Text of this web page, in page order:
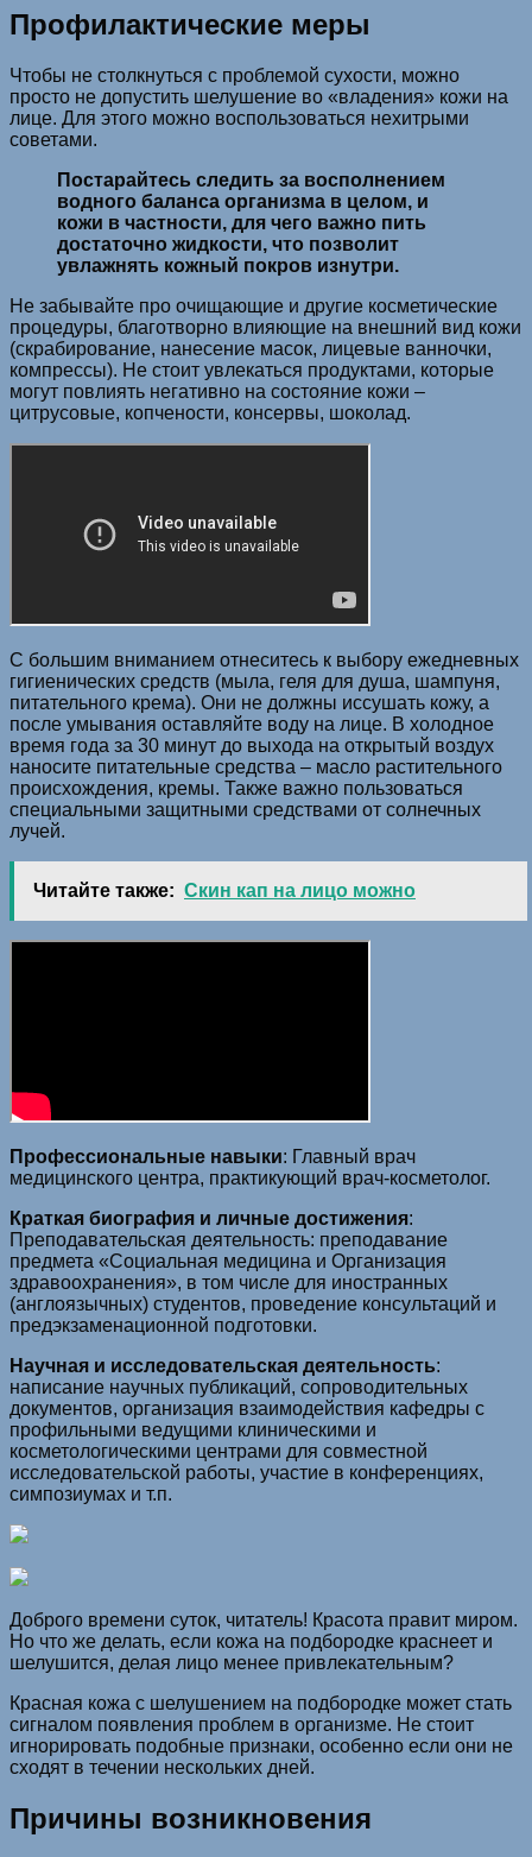
Профилактические меры
Чтобы не столкнуться с проблемой сухости, можно
просто не допустить шелушение во «владения» кожи на
лице. Для этого можно воспользоваться нехитрыми
советами.
Постарайтесь следить за восполнением
водного баланса организма в целом, и
кожи в частности, для чего важно пить
достаточно жидкости, что позволит
увлажнять кожный покров изнутри.
Не забывайте про очищающие и другие косметические
процедуры, благотворно влияющие на внешний вид кожи
(скрабирование, нанесение масок, лицевые ванночки,
компрессы). Не стоит увлекаться продуктами, которые
могут повлиять негативно на состояние кожи –
цитрусовые, копчености, консервы, шоколад.
С большим вниманием отнеситесь к выбору ежедневных
гигиенических средств (мыла, геля для душа, шампуня,
питательного крема). Они не должны иссушать кожу, а
после умывания оставляйте воду на лице. В холодное
время года за 30 минут до выхода на открытый воздух
наносите питательные средства – масло растительного
происхождения, кремы. Также важно пользоваться
специальными защитными средствами от солнечных
лучей.
Читайте также: Скин кап на лицо можно
Профессиональные навыки: Главный врач
медицинского центра, практикующий врач-косметолог.
Краткая биография и личные достижения:
Преподавательская деятельность: преподавание
предмета «Социальная медицина и Организация
здравоохранения», в том числе для иностранных
(англоязычных) студентов, проведение консультаций и
предэкзаменационной подготовки.
Научная и исследовательская деятельность:
написание научных публикаций, сопроводительных
документов, организация взаимодействия кафедры с
профильными ведущими клиническими и
косметологическими центрами для совместной
исследовательской работы, участие в конференциях,
симпозиумах и т.п.
Доброго времени суток, читатель! Красота правит миром.
Но что же делать, если кожа на подбородке краснеет и
шелушится, делая лицо менее привлекательным?
Красная кожа с шелушением на подбородке может стать
сигналом появления проблем в организме. Не стоит
игнорировать подобные признаки, особенно если они не
сходят в течении нескольких дней.
Причины возникновения